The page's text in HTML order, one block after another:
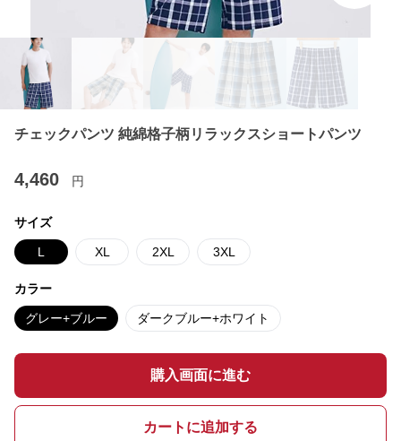
チェックパンツ 純綿格子柄リラックスショートパンツ
4,460 円
サイズ
L XL 2XL 3XL
カラー
グレー+ブルー ダークブルー+ホワイト
購入画面に進む
カートに追加する